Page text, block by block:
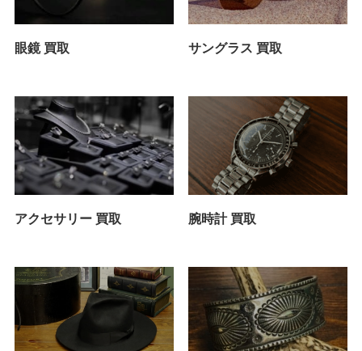
眼鏡 買取 サングラス 買取
アクセサリー 買取 腕時計 買取